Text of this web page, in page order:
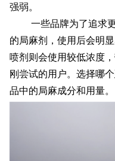
强弱。
一些品牌为了追求
的局麻剂，使用后会明
喷剂则会使用较低浓度
刚尝试的用户。选择哪
品中的局麻成分和用量。